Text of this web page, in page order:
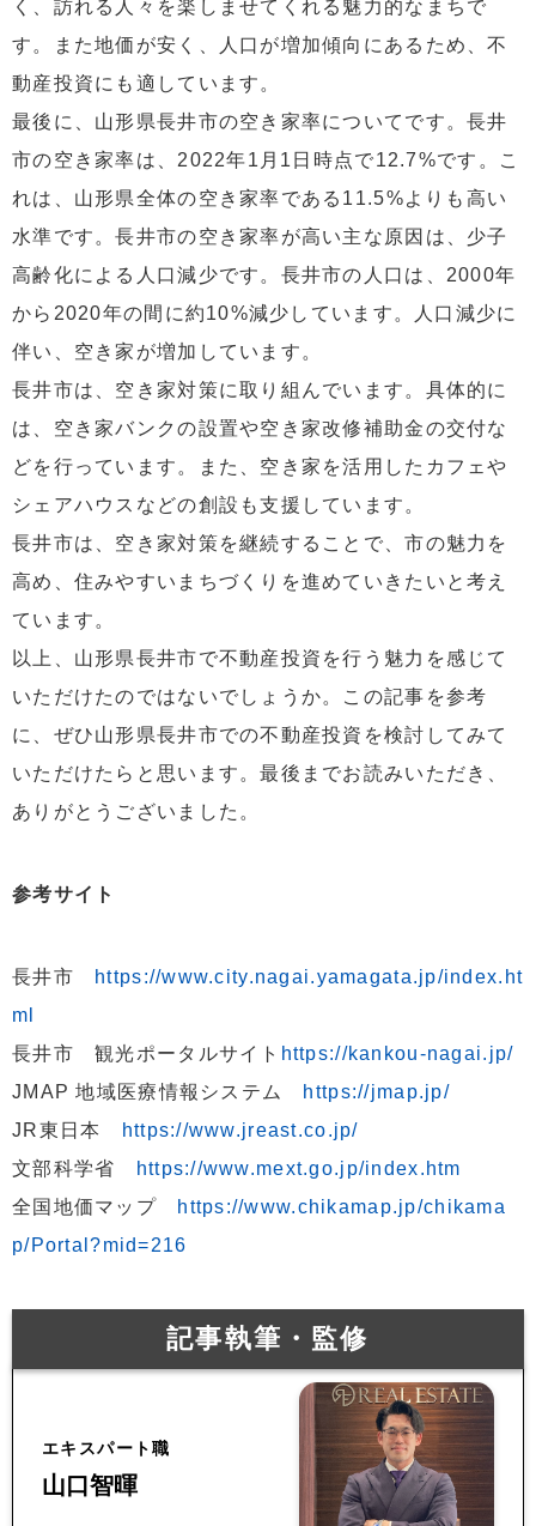
く、訪れる人々を楽しませてくれる魅力的なまちで
す。また地価が安く、人口が増加傾向にあるため、不
動産投資にも適しています。
最後に、山形県長井市の空き家率についてです。長井
市の空き家率は、2022年1月1日時点で12.7%です。こ
れは、山形県全体の空き家率である11.5%よりも高い
水準です。長井市の空き家率が高い主な原因は、少子
高齢化による人口減少です。長井市の人口は、2000年
から2020年の間に約10%減少しています。人口減少に
伴い、空き家が増加しています。
長井市は、空き家対策に取り組んでいます。具体的に
は、空き家バンクの設置や空き家改修補助金の交付な
どを行っています。また、空き家を活用したカフェや
シェアハウスなどの創設も支援しています。
長井市は、空き家対策を継続することで、市の魅力を
高め、住みやすいまちづくりを進めていきたいと考え
ています。
以上、山形県長井市で不動産投資を行う魅力を感じて
いただけたのではないでしょうか。この記事を参考
に、ぜひ山形県長井市での不動産投資を検討してみて
いただけたらと思います。最後までお読みいただき、
ありがとうございました。
参考サイト
長井市
https://www.city.nagai.yamagata.jp/index.ht
ml
長井市 観光ポータルサイト https://kankou-nagai.jp/
JMAP 地域医療情報システム https://jmap.jp/
JR東日本
https://www.jreast.co.jp/
文部科学省
https://www.mext.go.jp/index.htm
全国地価マップ
https://www.chikamap.jp/chikama
p/Portal?mid=216
記事執筆・監修
エキスパート職
山口智暉